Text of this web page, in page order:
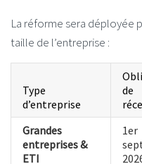
La réforme sera déployée
taille de l’entreprise :
Type
d’entreprise
de
Grandes
entreprises &
ETI
1er